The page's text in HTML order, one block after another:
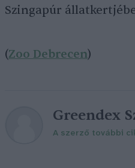
Szingapúr
(Zoo Debrecen)
Greendex
A szerző további